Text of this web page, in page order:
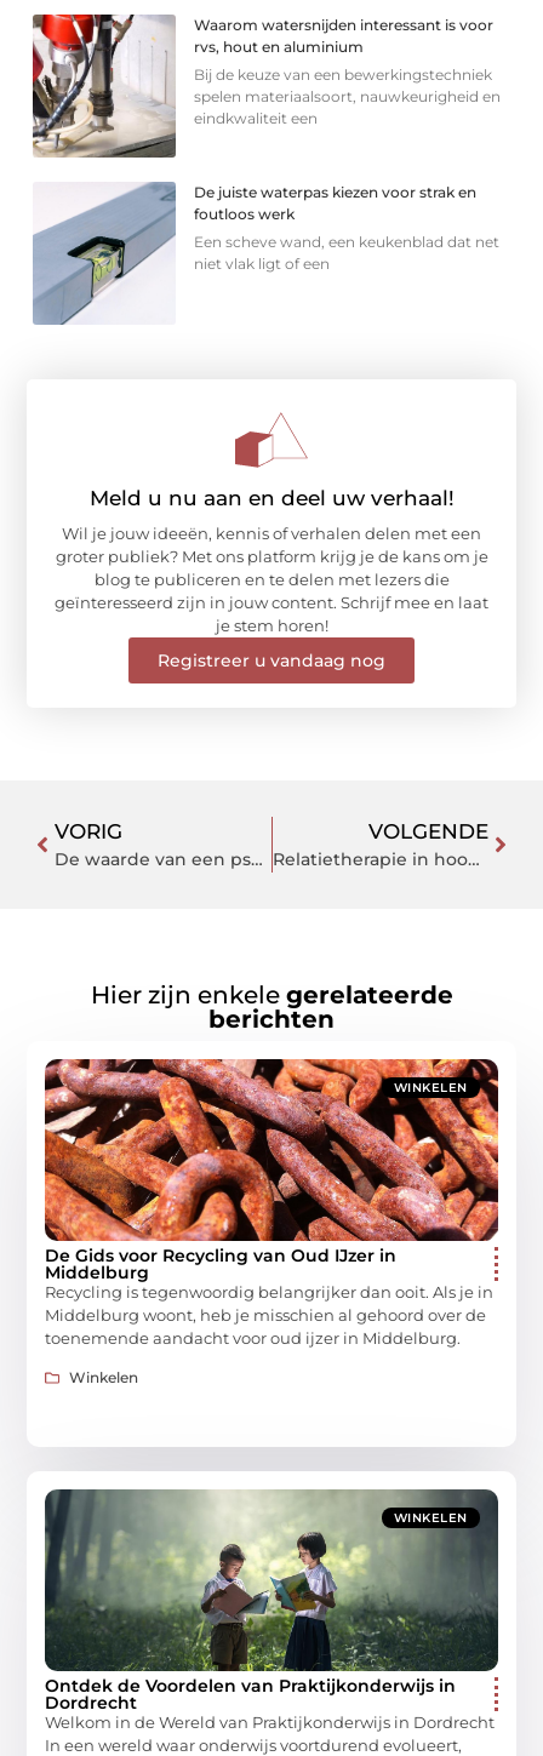
Waarom watersnijden interessant is voor
rvs, hout en aluminium
Bij de keuze van een bewerkingstechniek
spelen materiaalsoort, nauwkeurigheid en
eindkwaliteit een
De juiste waterpas kiezen voor strak en
foutloos werk
Een scheve wand, een keukenblad dat net
niet vlak ligt of een
Meld u nu aan en deel uw verhaal!
Wil je jouw ideeën, kennis of verhalen delen met een
groter publiek? Met ons platform krijg je de kans om je
blog te publiceren en te delen met lezers die
geïnteresseerd zijn in jouw content. Schrijf mee en laat
je stem horen!
Registreer u vandaag nog
VORIG
De waarde van een psycholoog in Gorinchem voor jouw mentale welzijn
VOLGENDE
Relatietherapie in hoogvliet – versterk je relatie met onze deskundige begeleiding
Hier zijn enkele gerelateerde
berichten
WINKELEN
De Gids voor Recycling van Oud IJzer in
Middelburg
Recycling is tegenwoordig belangrijker dan ooit. Als je in
Middelburg woont, heb je misschien al gehoord over de
toenemende aandacht voor oud ijzer in Middelburg.
Winkelen
WINKELEN
Ontdek de Voordelen van Praktijkonderwijs in
Dordrecht
Welkom in de Wereld van Praktijkonderwijs in Dordrecht
In een wereld waar onderwijs voortdurend evolueert,